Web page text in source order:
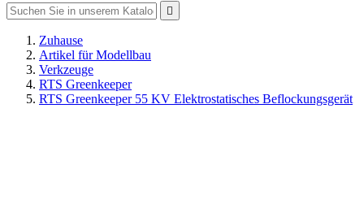

Zuhause
Artikel für Modellbau
Verkzeuge
RTS Greenkeeper
RTS Greenkeeper 55 KV Elektrostatisches Beflockungsgerät